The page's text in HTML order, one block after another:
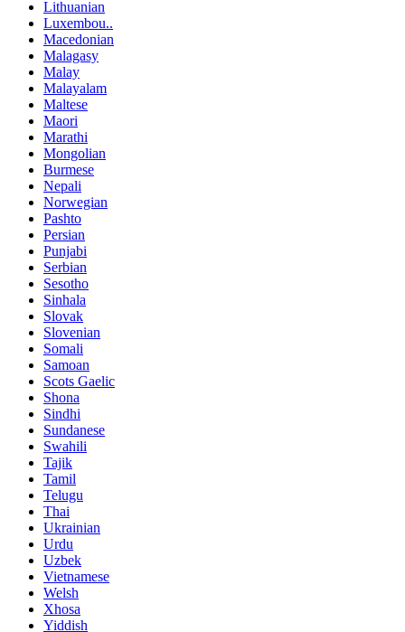
Lithuanian
Luxembou..
Macedonian
Malagasy
Malay
Malayalam
Maltese
Maori
Marathi
Mongolian
Burmese
Nepali
Norwegian
Pashto
Persian
Punjabi
Serbian
Sesotho
Sinhala
Slovak
Slovenian
Somali
Samoan
Scots Gaelic
Shona
Sindhi
Sundanese
Swahili
Tajik
Tamil
Telugu
Thai
Ukrainian
Urdu
Uzbek
Vietnamese
Welsh
Xhosa
Yiddish